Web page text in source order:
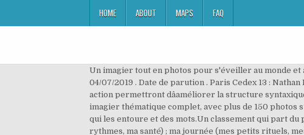
HOME ABOUT MAPS FAQ
Un imagier tout en photos pour s'éveiller au monde
04/07/2019 . Date de parution . Paris Cedex 13 :
action permettront dâaméliorer la structure
imagier thématique complet, avec plus de 150
qui les entoure et des mots.Un classement qui part
rythmes, ma santé) ; ma journée (mes petits rituels,